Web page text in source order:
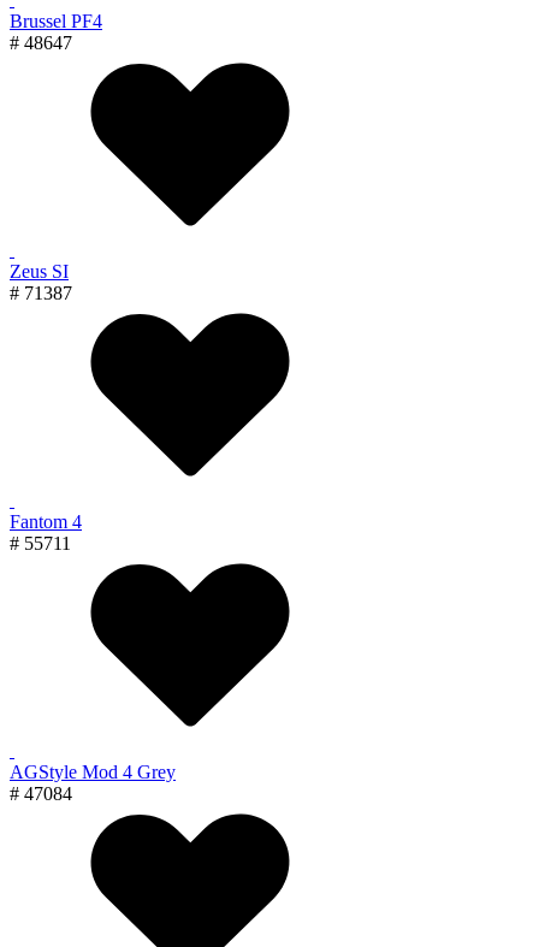
Brussel PF4
# 48647
Zeus SI
# 71387
Fantom 4
# 55711
AGStyle Mod 4 Grey
# 47084